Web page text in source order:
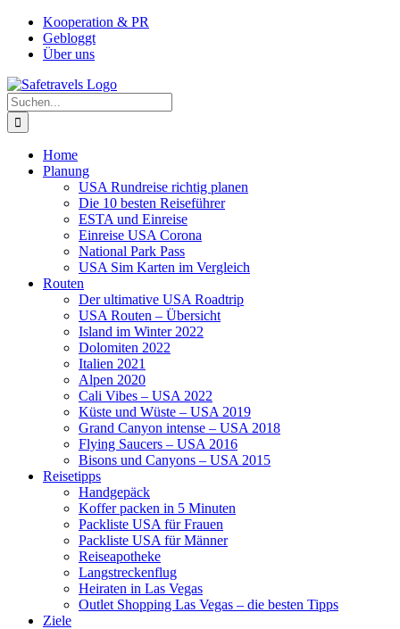
Zum
Inhalt
springen
Facebook
Instagram
YouTube
PinterestKooperation & PR
Gebloggt
Über uns
Suche
nach:
Home
Planung
USA Rundreise richtig planen
Die 10 besten Reiseführer
ESTA und Einreise
Einreise USA Corona
National Park Pass
USA Sim Karten im Vergleich
Routen
Der ultimative USA Roadtrip
USA Routen – Übersicht
Island im Winter 2022
Dolomiten 2022
Italien 2021
Alpen 2020
Cali Vibes – USA 2022
Küste und Wüste – USA 2019
Grand Canyon intense – USA 2018
Flying Saucers – USA 2016
Bisons und Canyons – USA 2015
Reisetipps
Handgepäck
Koffer packen in 5 Minuten
Packliste USA für Frauen
Packliste USA für Männer
Reiseapotheke
Langstreckenflug
Heiraten in Las Vegas
Outlet Shopping Las Vegas – die besten Tipps
Ziele